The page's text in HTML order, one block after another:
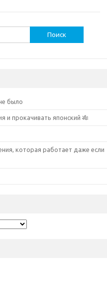
было
и прокачивать японский 🎋
которая работает даже если